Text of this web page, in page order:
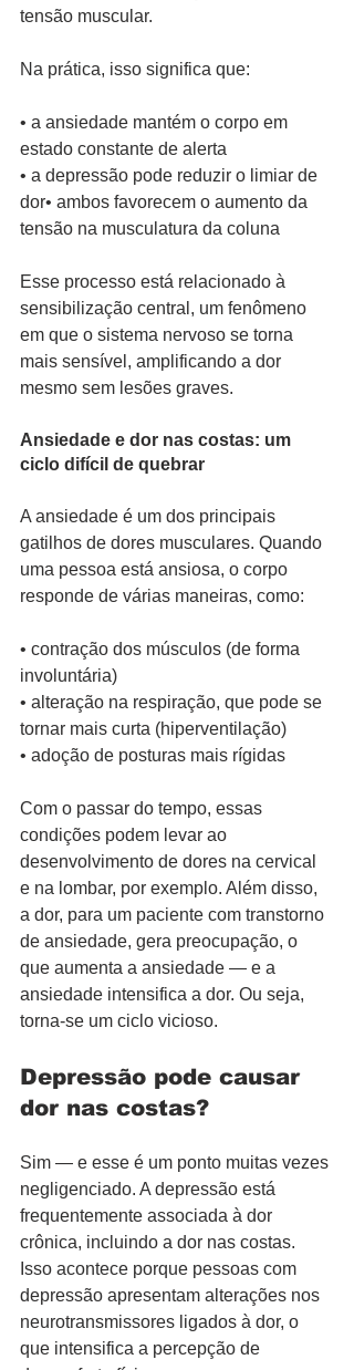
tensão muscular.
Na prática, isso significa que:
• a ansiedade mantém o corpo em
estado constante de alerta
• a depressão pode reduzir o limiar de
dor• ambos favorecem o aumento da
tensão na musculatura da coluna
Esse processo está relacionado à
sensibilização central, um fenômeno
em que o sistema nervoso se torna
mais sensível, amplificando a dor
mesmo sem lesões graves.
Ansiedade e dor nas costas: um
ciclo difícil de quebrar
A ansiedade é um dos principais
gatilhos de dores musculares. Quando
uma pessoa está ansiosa, o corpo
responde de várias maneiras, como:
• contração dos músculos (de forma
involuntária)
• alteração na respiração, que pode se
tornar mais curta (hiperventilação)
• adoção de posturas mais rígidas
Com o passar do tempo, essas
condições podem levar ao
desenvolvimento de dores na cervical
e na lombar, por exemplo. Além disso,
a dor, para um paciente com transtorno
de ansiedade, gera preocupação, o
que aumenta a ansiedade — e a
ansiedade intensifica a dor. Ou seja,
torna-se um ciclo vicioso.
Depressão pode causar
dor nas costas?
Sim — e esse é um ponto muitas vezes
negligenciado. A depressão está
frequentemente associada à dor
crônica, incluindo a dor nas costas.
Isso acontece porque pessoas com
depressão apresentam alterações nos
neurotransmissores ligados à dor, o
que intensifica a percepção de